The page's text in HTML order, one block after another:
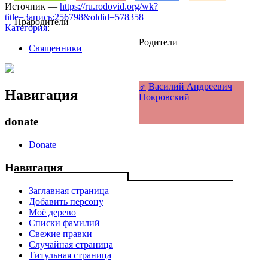
Прародители
Родители
♂ Василий Андреевич
Покровский
Источник — https://ru.rodovid.org/wk?
title=Запись:256798&oldid=578358
Категория:
Священники
Навигация
donate
Donate
Навигация
Заглавная страница
Добавить персону
Моё дерево
Списки фамилий
Свежие правки
Случайная страница
Титульная страница